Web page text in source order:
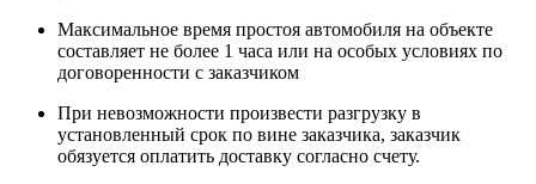
Максимальное время простоя автомобиля на объекте
составляет не более 1 часа или на особых условиях по
договоренности с заказчиком
При невозможности произвести разгрузку в
установленный срок по вине заказчика, заказчик
обязуется оплатить доставку согласно счету.